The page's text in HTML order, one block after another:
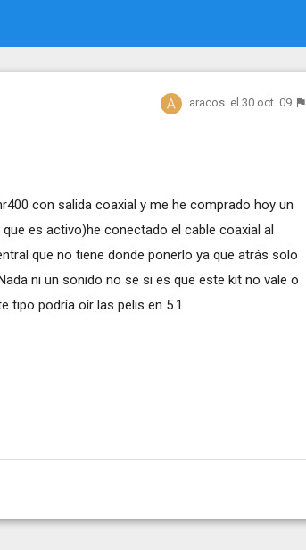
aracos el 30 oct. 09
con salida coaxial y me he comprado hoy un
es activo)he conectado el cable coaxial al
que no tiene donde ponerlo ya que atrás solo
ni un sonido no se si es que este kit no vale o
tipo podría oír las pelis en 5.1